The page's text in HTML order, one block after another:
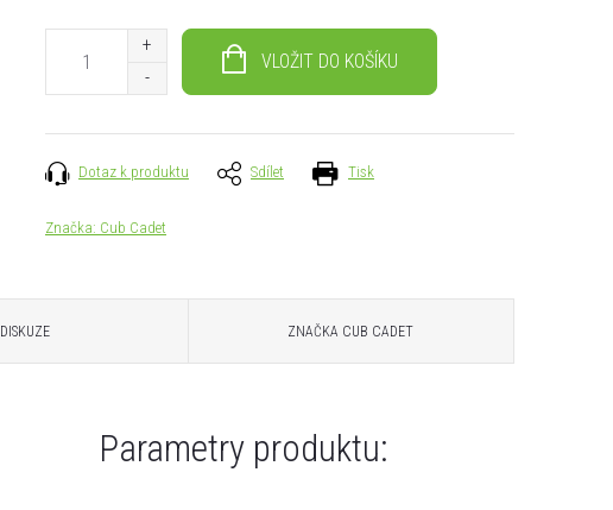
VLOŽIT DO KOŠÍKU
Tisk
Dotaz k produktu Sdílet
Značka: Cub Cadet
DISKUZE ZNAČKA CUB CADET
Parametry produktu: